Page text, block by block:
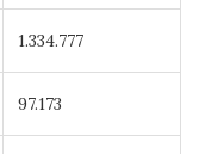
1.334.777
97.173